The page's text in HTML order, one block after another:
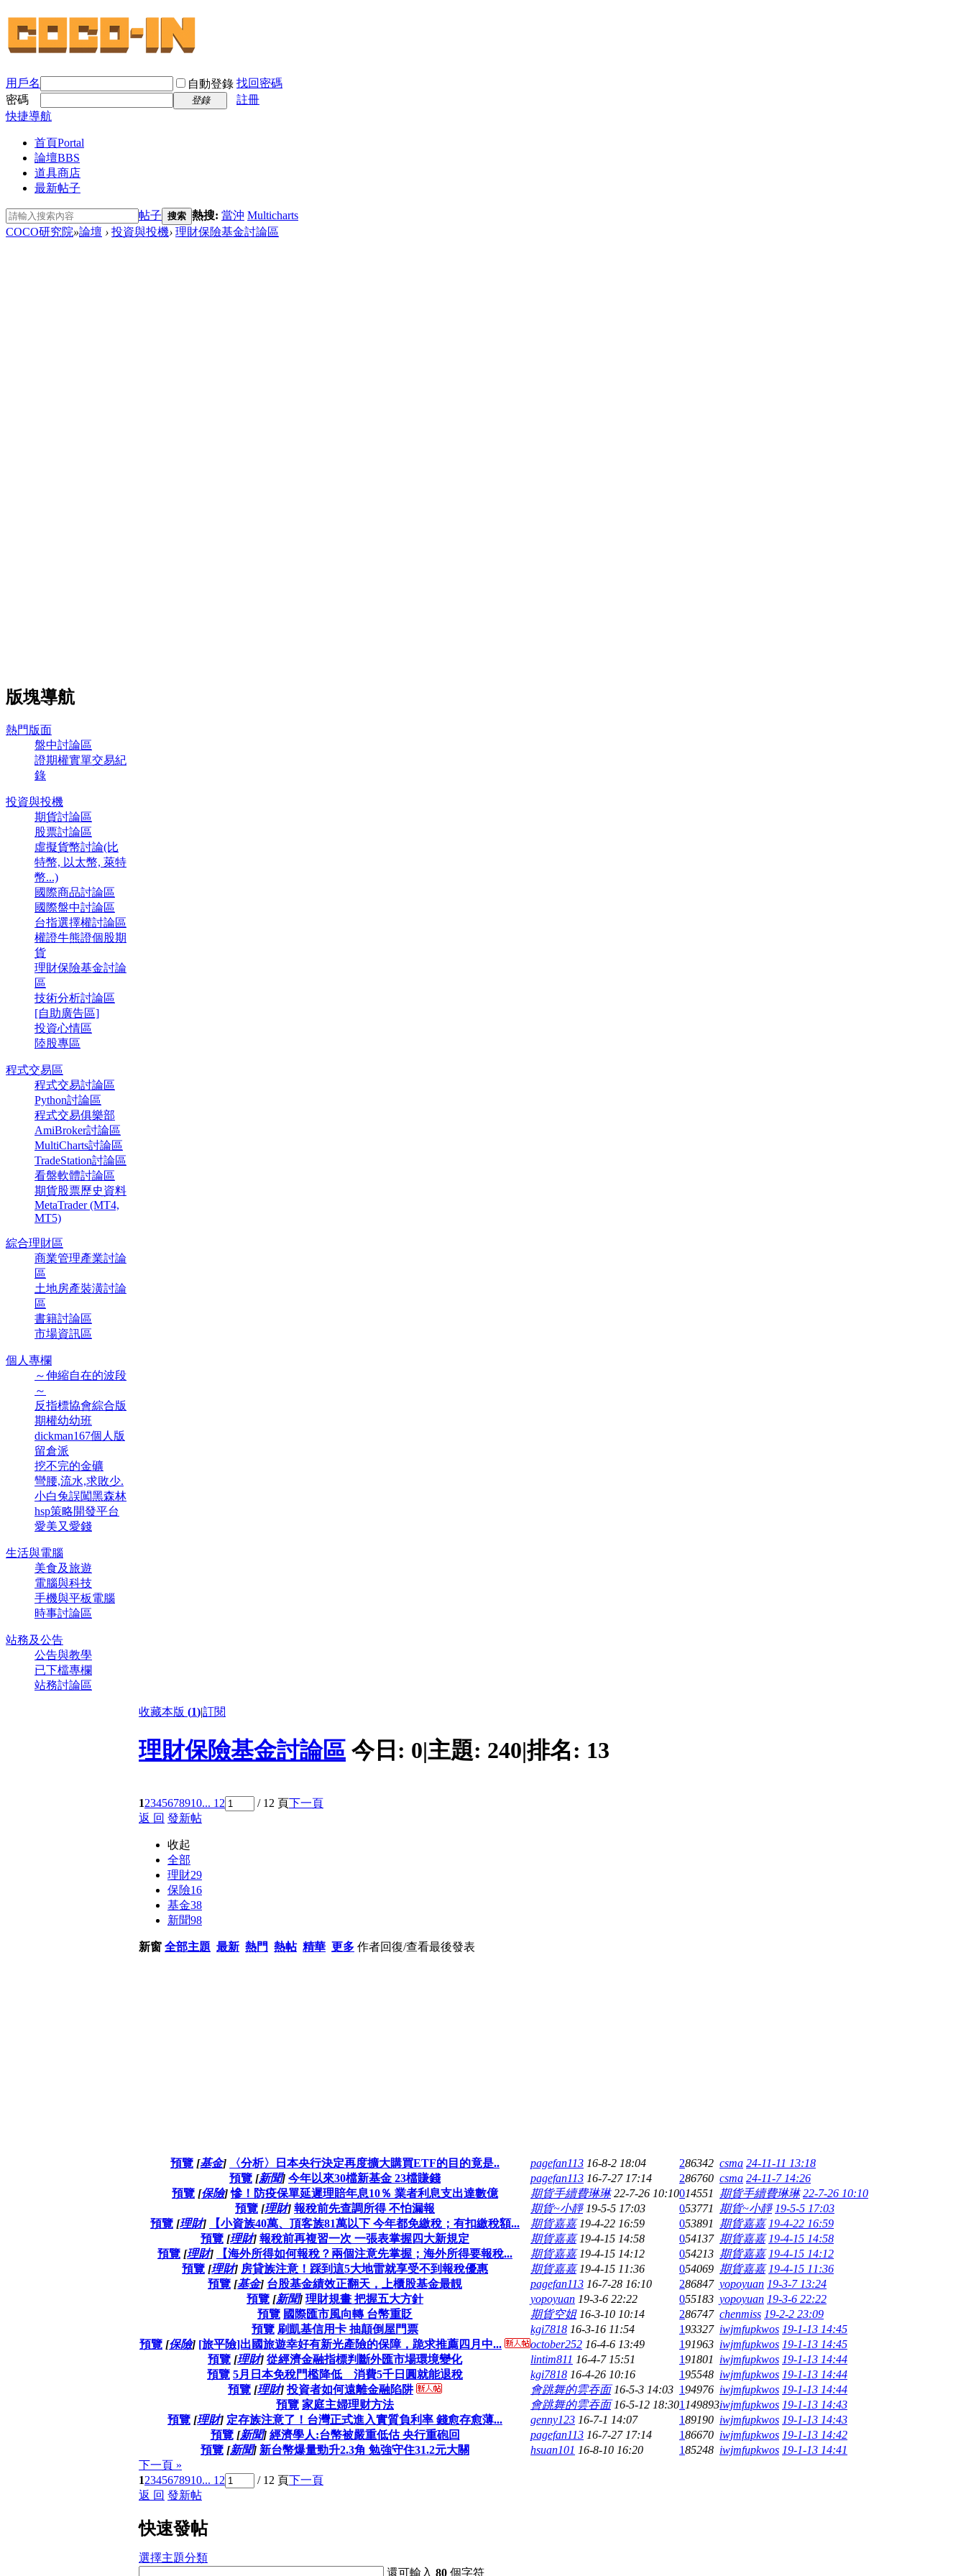
用戶名 自動登錄 找回密碼
密碼
登錄
註冊
快捷導航
首頁Portal
論壇BBS
道具商店
最新帖子
帖子 搜索 熱搜: 當沖 Multicharts
COCO研究院»論壇 › 投資與投機› 理財保險基金討論區
版塊導航
熱門版面
盤中討論區
證期權實單交易紀
錄
投資與投機
期貨討論區
股票討論區
虛擬貨幣討論(比
特幣, 以太幣, 萊特
幣...)
國際商品討論區
國際盤中討論區
台指選擇權討論區
權證牛熊證個股期
貨
理財保險基金討論
區
技術分析討論區
[自助廣告區]
投資心情區
陸股專區
程式交易區
程式交易討論區
Python討論區
程式交易俱樂部
AmiBroker討論區
MultiCharts討論區
TradeStation討論區
看盤軟體討論區
期貨股票歷史資料
MetaTrader (MT4,
MT5)
綜合理財區
商業管理產業討論
區
土地房產裝潢討論
區
書籍討論區
市場資訊區
個人專欄
～伸縮自在的波段
～
反指標協會綜合版
期權幼幼班
dickman167個人版
留倉派
挖不完的金礦
彎腰,流水,求敗少.
小白兔誤闖黑森林
hsp策略開發平台
愛美又愛錢
生活與電腦
美食及旅遊
電腦與科技
手機與平板電腦
時事討論區
站務及公告
公告與教學
已下檔專欄
站務討論區
收藏本版 (1)|訂閱
理財保險基金討論區 今日: 0|主題: 240|排名: 13
12345678910... 12 / 12 頁下一頁
返 回 發新帖
收起
全部
理財29
保險16
基金38
新聞98
新窗 全部主題 最新 熱門 熱帖 精華 更多 作者回復/查看最後發表
預覽 [基金] 〈分析〉日本央行決定再度擴大購買ETF的目的竟是.. pagefan113 16-8-2 18:04 286342 csma 24-11-11 13:18
預覽 [新聞] 今年以來30檔新基金 23檔賺錢 pagefan113 16-7-27 17:14 286760 csma 24-11-7 14:26
預覽 [保險] 慘！防疫保單延遲理賠年息10％ 業者利息支出達數億 期貨手續費琳琳 22-7-26 10:10014551 期貨手續費琳琳 22-7-26 10:10
預覽 [理財] 報稅前先查調所得 不怕漏報 期貨~小靜 19-5-5 17:03 053771 期貨~小靜 19-5-5 17:03
預覽 [理財] 【小資族40萬、頂客族81萬以下 今年都免繳稅；有扣繳稅額... 期貨嘉嘉 19-4-22 16:59 053891 期貨嘉嘉 19-4-22 16:59
預覽 [理財] 報稅前再複習一次 一張表掌握四大新規定 期貨嘉嘉 19-4-15 14:58 054137 期貨嘉嘉 19-4-15 14:58
預覽 [理財] 【海外所得如何報稅？兩個注意先掌握；海外所得要報稅... 期貨嘉嘉 19-4-15 14:12 054213 期貨嘉嘉 19-4-15 14:12
預覽 [理財] 房貸族注意！踩到這5大地雷就享受不到報稅優惠 期貨嘉嘉 19-4-15 11:36 054069 期貨嘉嘉 19-4-15 11:36
預覽 [基金] 台股基金績效正翻天，上櫃股基金最靚 pagefan113 16-7-28 16:10 286847 yopoyuan 19-3-7 13:24
預覽 [新聞] 理財規畫 把握五大方針 yopoyuan 19-3-6 22:22 055183 yopoyuan 19-3-6 22:22
預覽 國際匯市風向轉 台幣重貶 期貨空姐 16-3-10 10:14 286747 chenmiss 19-2-2 23:09
預覽 刷凱基信用卡 抽顛倒屋門票 kgi7818 16-3-16 11:54 193327 iwjmfupkwos 19-1-13 14:45
預覽 [保險] [旅平險]出國旅遊幸好有新光產險的保障，跪求推薦四月中... october252 16-4-6 13:49 191963 iwjmfupkwos 19-1-13 14:45
預覽 [理財] 從經濟金融指標判斷外匯市場環境變化 lintim811 16-4-7 15:51 191801 iwjmfupkwos 19-1-13 14:44
預覽 5月日本免稅門檻降低 消費5千日圓就能退稅 kgi7818 16-4-26 10:16 195548 iwjmfupkwos 19-1-13 14:44
預覽 [理財] 投資者如何遠離金融陷阱 會跳舞的雲吞面 16-5-3 14:03 194976 iwjmfupkwos 19-1-13 14:44
預覽 家庭主婦理财方法 會跳舞的雲吞面 16-5-12 18:301 149893iwjmfupkwos 19-1-13 14:43
預覽 [理財] 定存族注意了！台灣正式進入實質負利率 錢愈存愈薄... genny123 16-7-1 14:07 189190 iwjmfupkwos 19-1-13 14:43
預覽 [新聞] 經濟學人:台幣被嚴重低估 央行重砲回 pagefan113 16-7-27 17:14 186670 iwjmfupkwos 19-1-13 14:42
預覽 [新聞] 新台幣爆量勁升2.3角 勉強守住31.2元大關 hsuan101 16-8-10 16:20 185248 iwjmfupkwos 19-1-13 14:41
下一頁 »
12345678910... 12 / 12 頁下一頁
返 回 發新帖
快速發帖
選擇主題分類
還可輸入80 個字符